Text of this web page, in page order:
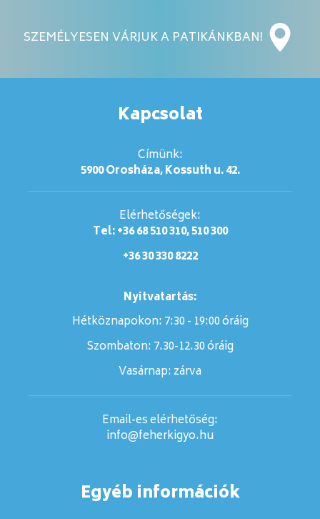
SZEMÉLYESEN VÁRJUK A PATIKÁNKBAN!
Kapcsolat
Címünk:
5900 Orosháza, Kossuth u. 42.
Elérhetőségek:
Tel: +36 68 510 310, 510 300
+36 30 330 8222
Nyitvatartás:
Hétköznapokon: 7:30 - 19:00 óráig
Szombaton:7.30-12.30 óráig
Vasárnap:zárva
Email-es elérhetőség:
info@feherkigyo.hu
Egyéb információk